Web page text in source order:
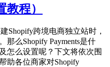
程）
Shopify跨境电商独立站时，
那么Shopify Payments是什
怎么设置呢？下文将依次围
助各位商家对Shopify